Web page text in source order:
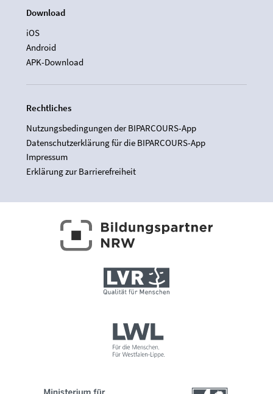
Download
iOS
Android
APK-Download
Rechtliches
Nutzungsbedingungen der BIPARCOURS-App
Datenschutzerklärung für die BIPARCOURS-App
Impressum
Erklärung zur Barrierefreiheit